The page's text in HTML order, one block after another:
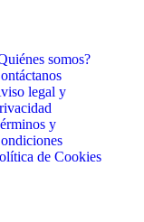
somos?
legal y
y
de Cookies